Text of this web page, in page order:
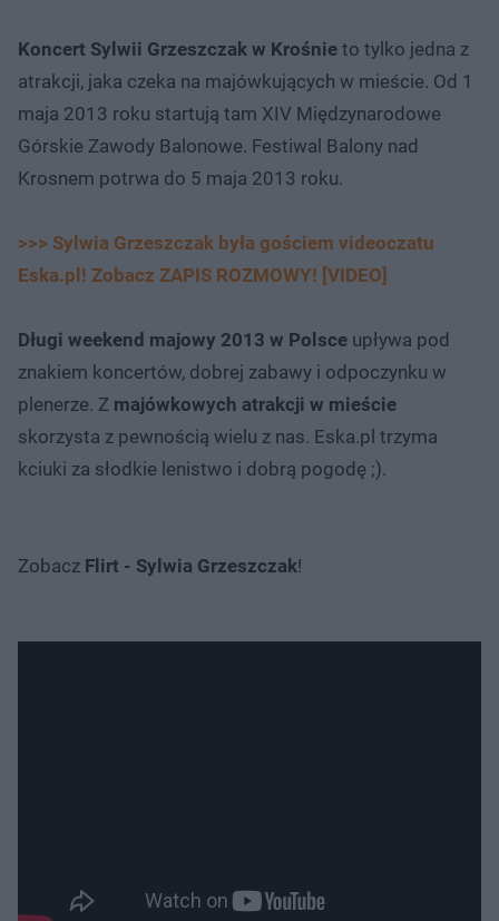
Koncert Sylwii Grzeszczak w Krośnie to tylko jedna z
atrakcji, jaka czeka na majówkujących w mieście. Od 1
maja 2013 roku startują tam XIV Międzynarodowe
Górskie Zawody Balonowe. Festiwal Balony nad
Krosnem potrwa do 5 maja 2013 roku.
>>> Sylwia Grzeszczak była gościem videoczatu
Eska.pl! Zobacz ZAPIS ROZMOWY! [VIDEO]
Długi weekend majowy 2013 w Polsce upływa pod
znakiem koncertów, dobrej zabawy i odpoczynku w
plenerze. Z majówkowych atrakcji w mieście
skorzysta z pewnością wielu z nas. Eska.pl trzyma
kciuki za słodkie lenistwo i dobrą pogodę ;).
Zobacz Flirt - Sylwia Grzeszczak!